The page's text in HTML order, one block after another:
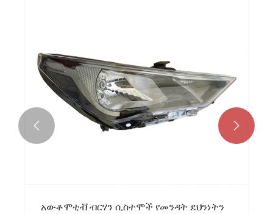
አውቶሞቲቭ ብርሃን ሲስተሞች የመንዳት ደህንነትን
 